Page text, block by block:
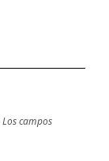
Los campos